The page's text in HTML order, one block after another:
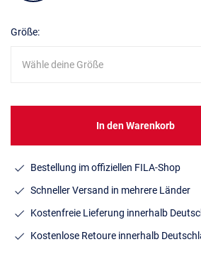
Größe:
Wähle deine Größe
In den Warenkorb
Bestellung im offiziellen FILA-Shop
Schneller Versand in mehrere Länder
Kostenfreie Lieferung innerhalb
Kostenlose Retoure innerhalb